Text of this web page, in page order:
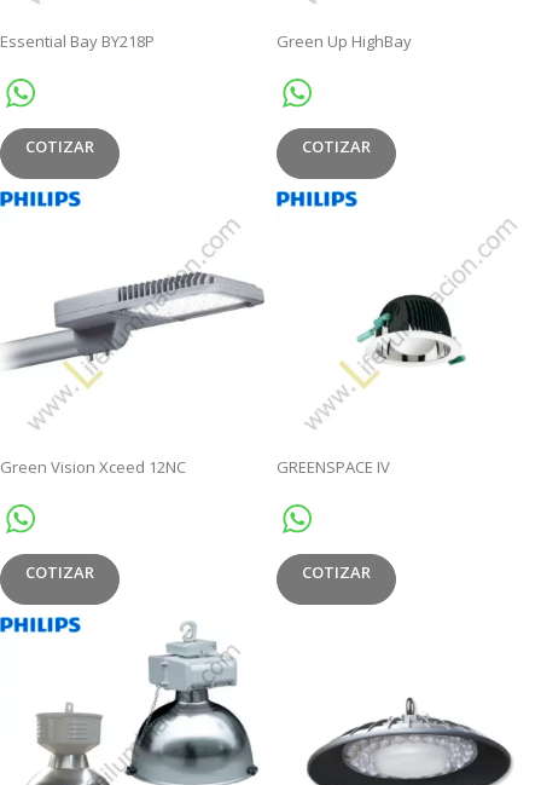
Essential Bay BY218P
COTIZAR
Green Up HighBay
COTIZAR
Green Vision Xceed 12NC
COTIZAR
GREENSPACE IV
COTIZAR